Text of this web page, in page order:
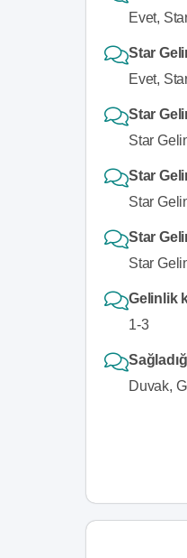
Evet,
Star
Evet,
Star
Star
Star
Star
Star
Star
Gelinlik
1-3
Duvak,